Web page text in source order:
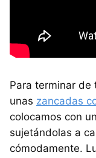
Para terminar de
unas zancadas
colocamos con
sujetándolas a
cómodamente.